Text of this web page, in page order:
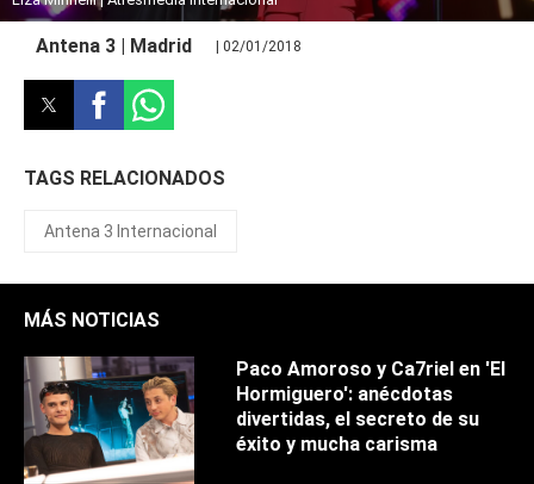
Antena 3 | Madrid | 02/01/2018
TAGS RELACIONADOS
Antena 3 Internacional
MÁS NOTICIAS
Paco Amoroso y Ca7riel en 'El
Hormiguero': anécdotas
divertidas, el secreto de su
éxito y mucha carisma